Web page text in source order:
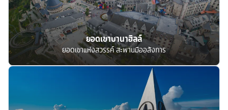
ยอดเขาบานาฮิลล์
ยอดเขาแห่งสวรรค์ สะพานมืออลังการ